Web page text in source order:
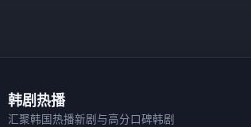
韩剧热播
汇聚韩国热播新剧与高分口碑韩剧